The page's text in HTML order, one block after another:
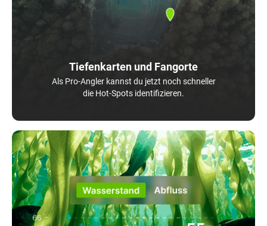
Tiefenkarten und Fangorte
Als Pro-Angler kannst du jetzt noch schneller
die Hot-Spots identifizieren.